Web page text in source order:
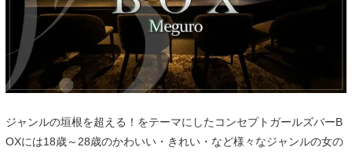
ジャンルの垣根を超える！をテーマにしたコンセプトガールズバーB
OXには18歳～28歳のかわいい・きれい・など様々なジャンルの女の